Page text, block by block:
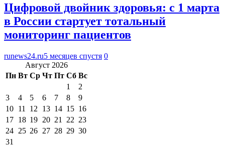
Цифровой двойник здоровья: с 1 марта
в России стартует тотальный
мониторинг пациентов
runews24.ru5 месяцев спустя 0
Август 2026
Пн Вт Ср Чт Пт Сб Вс
1
2
3
4 5 6 7 8
9
10 11 12 13 14 15 16
17 18 19 20 21 22 23
24 25 26 27 28 29 30
31